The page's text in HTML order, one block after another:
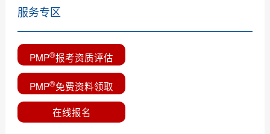
服务专区
PMP®报考资质评估
PMP®免费资料领取
在线报名